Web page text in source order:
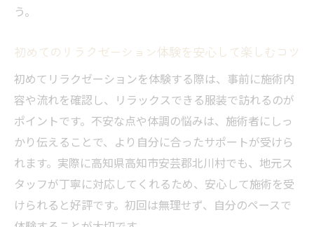
むポイント
忙しい方でも気軽に通えるリラクゼーショ
ン施設の特徴
リラクゼーションで心身をリセットする週
末の過ごし方
多様なリラクゼーションサービスの比較と
選び方
自然と調和するリラクゼーション活用法
う。
初めてのリラクゼーション体験を安心して楽しむコツ
初めてリラクゼーションを体験する際は、事前に施術内
容や流れを確認し、リラックスできる服装で訪れるのが
ポイントです。不安な点や体調の悩みは、施術者にしっ
かり伝えることで、より自分に合ったサポートが受けら
れます。実際に高知県高知市安芸郡北川村でも、地元ス
タッフが丁寧に対応してくれるため、安心して施術を受
けられると好評です。初回は無理せず、自分のペースで